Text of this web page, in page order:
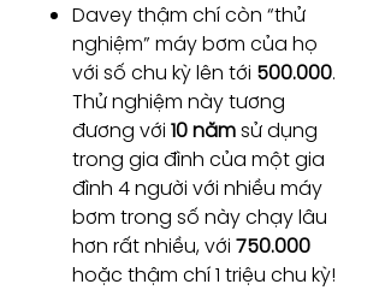
Davey thậm chí còn “thử
nghiệm” máy bơm của họ
với số chu kỳ lên tới 500.000.
Thử nghiệm này tương
đương với 10 nămsử dụng
trong gia đình của một gia
đình 4 người với nhiều máy
bơm trong số này chạy lâu
hơn rất nhiều, với 750.000
hoặc thậm chí 1 triệu chu kỳ!